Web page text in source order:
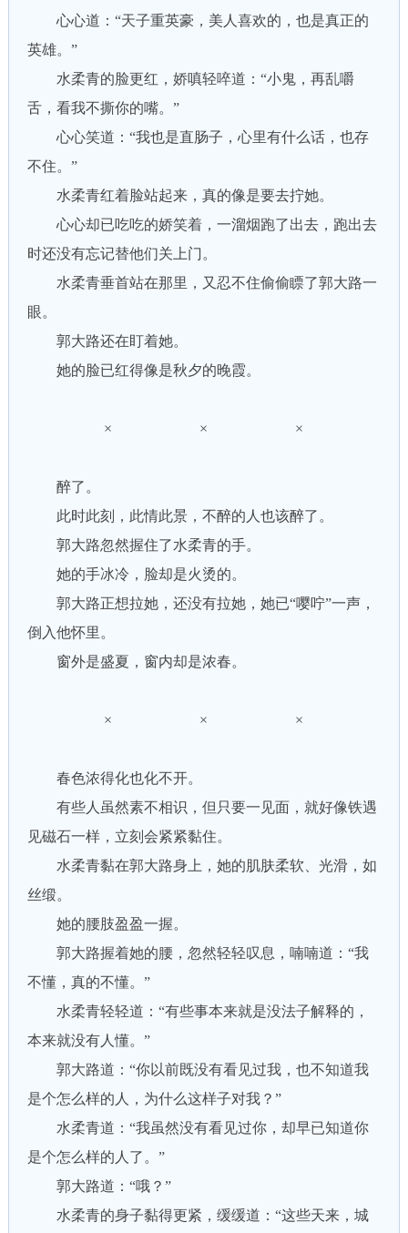
心心道：“天子重英豪，美人喜欢的，也是真正的
英雄。”
水柔青的脸更红，娇嗔轻啐道：“小鬼，再乱嚼
舌，看我不撕你的嘴。”
心心笑道：“我也是直肠子，心里有什么话，也存
不住。”
水柔青红着脸站起来，真的像是要去拧她。
心心却已吃吃的娇笑着，一溜烟跑了出去，跑出去
时还没有忘记替他们关上门。
水柔青垂首站在那里，又忍不住偷偷瞟了郭大路一
眼。
郭大路还在盯着她。
她的脸已红得像是秋夕的晚霞。
× × ×
醉了。
此时此刻，此情此景，不醉的人也该醉了。
郭大路忽然握住了水柔青的手。
她的手冰冷，脸却是火烫的。
郭大路正想拉她，还没有拉她，她已“嘤咛”一声，
倒入他怀里。
窗外是盛夏，窗内却是浓春。
× × ×
春色浓得化也化不开。
有些人虽然素不相识，但只要一见面，就好像铁遇
见磁石一样，立刻会紧紧黏住。
水柔青黏在郭大路身上，她的肌肤柔软、光滑，如
丝缎。
她的腰肢盈盈一握。
郭大路握着她的腰，忽然轻轻叹息，喃喃道：“我
不懂，真的不懂。”
水柔青轻轻道：“有些事本来就是没法子解释的，
本来就没有人懂。”
郭大路道：“你以前既没有看见过我，也不知道我
是个怎么样的人，为什么这样子对我？”
水柔青道：“我虽然没有看见过你，却早已知道你
是个怎么样的人了。”
郭大路道：“哦？”
水柔青的身子黏得更紧，缓缓道：“这些天来，城